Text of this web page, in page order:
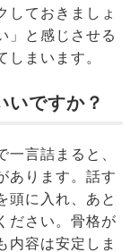
しておきましょ
」と感じさせる
しまいます。
いですか？
言詰まると、
あります。話す
頭に入れ、あと
ださい。骨格が
内容は安定しま